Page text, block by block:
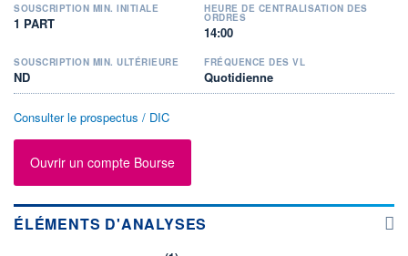
SOUSCRIPTION MIN. INITIALE
1 PART
HEURE DE CENTRALISATION DES
ORDRES
14:00
SOUSCRIPTION MIN. ULTÉRIEURE
ND
FRÉQUENCE DES VL
Quotidienne
Consulter le prospectus / DIC
Ouvrir un compte Bourse
ÉLÉMENTS D'ANALYSES